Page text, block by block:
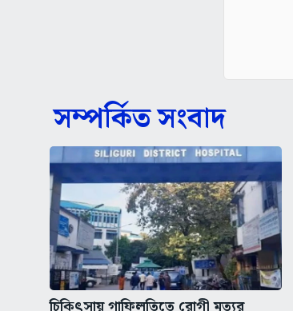
সম্পর্কিত সংবাদ